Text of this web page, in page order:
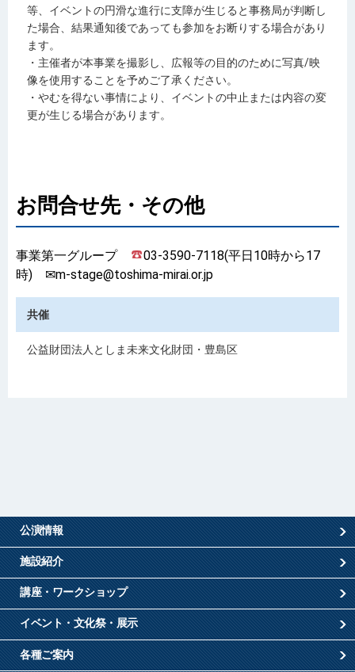
等、イベントの円滑な進行に支障が生じると事務局が判断し
た場合、結果通知後であっても参加をお断りする場合があり
ます。
・主催者が本事業を撮影し、広報等の目的のために写真/映
像を使用することを予めご了承ください。
・やむを得ない事情により、イベントの中止または内容の変
更が生じる場合があります。
お問合せ先・その他
事業第一グループ
03-3590-7118(平日10時から17
時) ✉m-stage@toshima-mirai.or.jp
共催
公益財団法人としま未来文化財団・豊島区
公演情報
施設紹介
講座・ワークショップ
イベント・文化祭・展示
各種ご案内